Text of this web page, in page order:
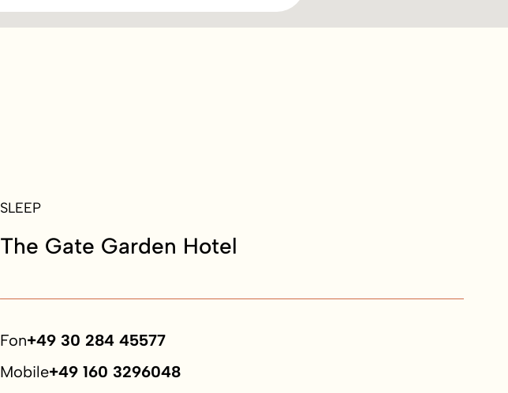
SLEEP
The Gate Garden Hotel
Fon+49 30 284 45577
Mobile+49 160 3296048